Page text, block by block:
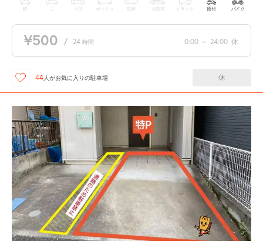
軽 中型 ボックス SUV 大型車 トラック 原付 バイク
¥500 / 24 時間 0:00 ～ 24:00 休
44 人がお気に入りの駐車場 休